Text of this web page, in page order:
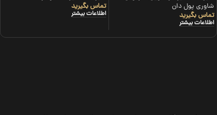
شاوری پول دان
تماس بگیرید
اطلاعات بیشتر
تماس بگیرید
اطلاعات بیشتر